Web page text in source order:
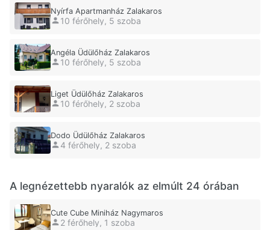
Nyírfa Apartmanház Zalakaros
10 férőhely, 5 szoba
Angéla Üdülőház Zalakaros
10 férőhely, 5 szoba
Liget Üdülőház Zalakaros
10 férőhely, 2 szoba
Dodo Üdülőház Zalakaros
4 férőhely, 2 szoba
A legnézettebb nyaralók az elmúlt 24 órában
Cute Cube Miniház Nagymaros
2 férőhely, 1 szoba